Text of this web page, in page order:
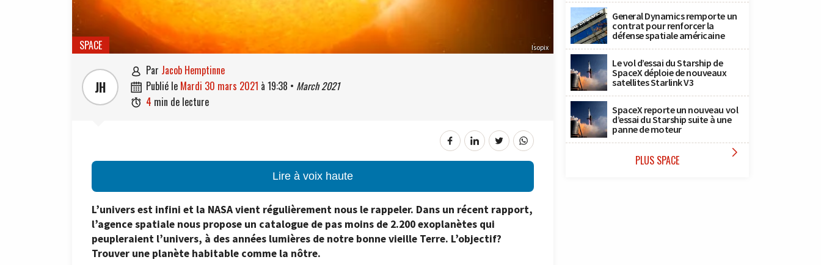
Isopix
SPACE
JH
 par Jacob Hemptinne
 publié le mardi 30 mars 2021 à 19:38 • March 2021
 4 min de lecture
Lire à voix haute
L’univers est infini et la NASA vient régulièrement nous le rappeler. Dans un récent rapport,
l’agence spatiale nous propose un catalogue de pas moins de 2.200 exoplanètes qui
peupleraient l’univers, à des années lumières de notre bonne vieille Terre. L’objectif?
Trouver une planète habitable comme la nôtre.
General Dynamics remporte un
contrat pour renforcer la
défense spatiale américaine
Le vol d’essai du Starship de
SpaceX déploie de nouveaux
satellites Starlink V3
SpaceX reporte un nouveau vol
d’essai du Starship suite à une
panne de moteur
PLUS SPACE 